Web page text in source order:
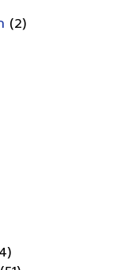
(2)